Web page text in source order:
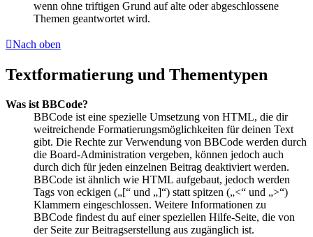
wenn ohne triftigen Grund auf alte oder abgeschlossene
Themen geantwortet wird.
Nach oben
Textformatierung und Thementypen
Was ist BBCode?
BBCode ist eine spezielle Umsetzung von HTML, die dir
weitreichende Formatierungsmöglichkeiten für deinen Text
gibt. Die Rechte zur Verwendung von BBCode werden durch
die Board-Administration vergeben, können jedoch auch
durch dich für jeden einzelnen Beitrag deaktiviert werden.
BBCode ist ähnlich wie HTML aufgebaut, jedoch werden
Tags von eckigen („[“ und „]“) statt spitzen („<“ und „>“)
Klammern eingeschlossen. Weitere Informationen zu
BBCode findest du auf einer speziellen Hilfe-Seite, die von
der Seite zur Beitragserstellung aus zugänglich ist.